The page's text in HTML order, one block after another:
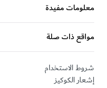
معلومات مفيدة
مواقع ذات صلة
شروط الاستخدام
إشعار الكوكيز